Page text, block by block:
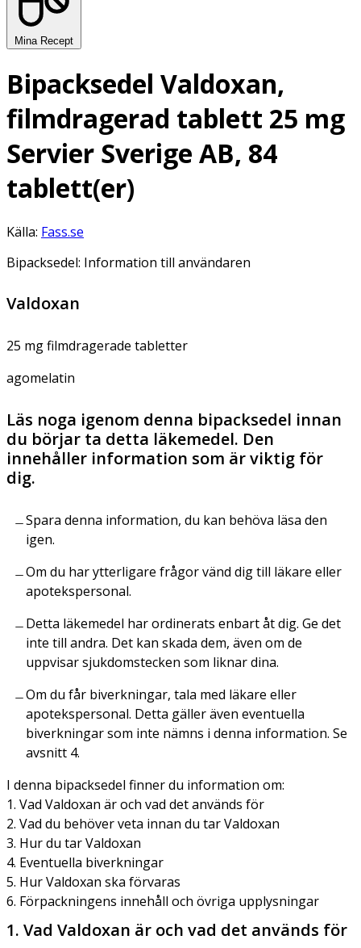
Mina Recept
Bipacksedel Valdoxan,
filmdragerad tablett 25 mg
Servier Sverige AB, 84
tablett(er)
Källa: Fass.se
Bipacksedel: Information till användaren
Valdoxan
25 mg filmdragerade tabletter
agomelatin
Läs noga igenom denna bipacksedel innan
du börjar ta detta läkemedel. Den
innehåller information som är viktig för
dig.
Spara denna information, du kan behöva läsa den
igen.
Om du har ytterligare frågor vänd dig till läkare eller
apotekspersonal.
Detta läkemedel har ordinerats enbart åt dig. Ge det
inte till andra. Det kan skada dem, även om de
uppvisar sjukdomstecken som liknar dina.
Om du får biverkningar, tala med läkare eller
apotekspersonal. Detta gäller även eventuella
biverkningar som inte nämns i denna information. Se
avsnitt 4.
I denna bipacksedel finner du information om:
1. Vad Valdoxan är och vad det används för
2. Vad du behöver veta innan du tar Valdoxan
3. Hur du tar Valdoxan
4. Eventuella biverkningar
5. Hur Valdoxan ska förvaras
6. Förpackningens innehåll och övriga upplysningar
1. Vad Valdoxan är och vad det används för